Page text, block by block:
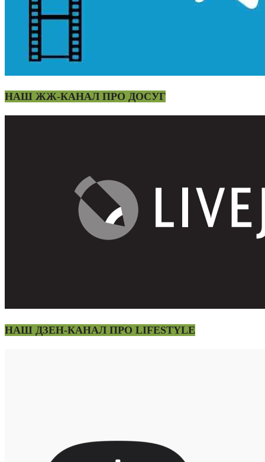
НАШ ЖЖ-КАНАЛ ПРО ДОСУГ
НАШ ДЗЕН-КАНАЛ ПРО LIFESTYLE